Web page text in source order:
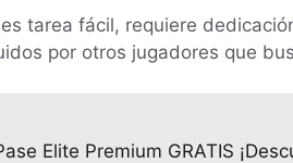
tarea fácil, requiere
por otros jugadores que
Elite Premium GRATIS